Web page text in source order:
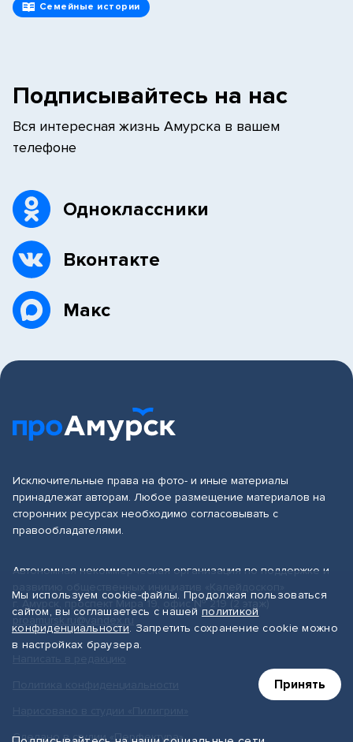
Семейные истории
Подписывайтесь на нас
Вся интересная жизнь Амурска в вашем
телефоне
Одноклассники
Вконтакте
Макс
Исключительные права на фото- и иные материалы
принадлежат авторам. Любое размещение материалов на
сторонних ресурсах необходимо согласовывать с
правообладателями.
Автономная некоммерческая организация по поддержке и
г. Амурск, проспект Мира 19, офис № 219 (2 этаж)
proamursk.ru@yandex.ru
Сделано в студии «Перфектура»
Мы используем cookie-файлы. Продолжая пользоваться
сайтом, вы соглашаетесь с нашей политикой
конфиденциальности. Запретить сохранение cookie можно
в настройках браузера.
Принять